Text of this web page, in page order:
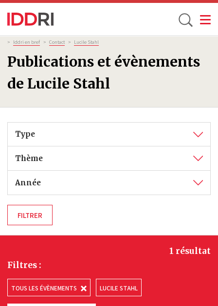
Aller
au
contenu
principal
Toggle
Publications et évènements
de Lucile Stahl
Fil
d'Ariane
> Iddri en bref > Contact > Lucile Stahl
Type
Thème
Année
Filtres :
TOUS LES ÉVÈNEMENTS LUCILE STAHL
1 résultat